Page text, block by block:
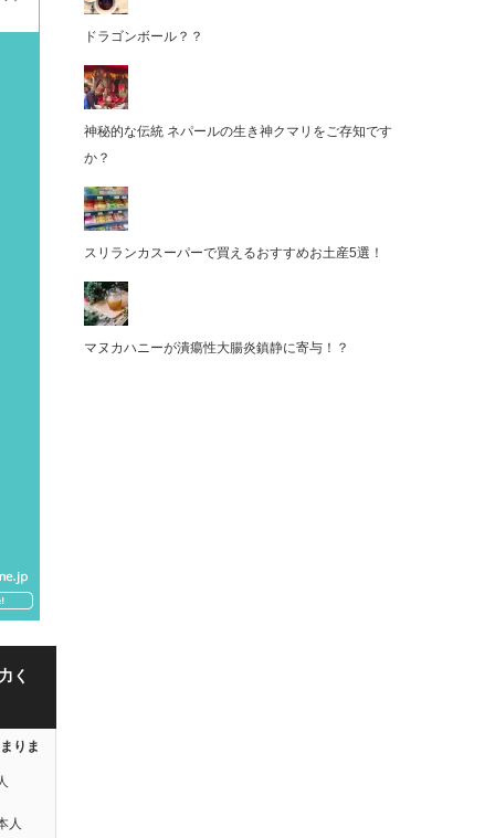
く
りま
人
ドラゴンボール？？
神秘的な伝統 ネパールの生き神クマリをご存知です
か？
スリランカスーパーで買えるおすすめお土産5選！
マヌカハニーが潰瘍性大腸炎鎮静に寄与！？